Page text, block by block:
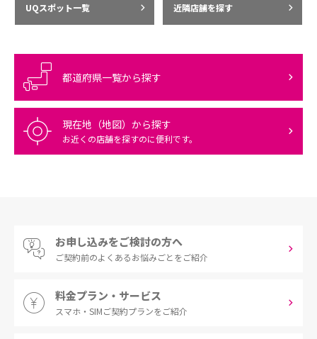
UQスポット一覧 近隣店舗を探す
都道府県一覧から探す
現在地（地図）から探す
お近くの店舗を探すのに便利です。
お申し込みをご検討の方へ
ご契約前のよくあるお悩みごとをご紹介
料金プラン・サービス
スマホ・SIMご契約プランをご紹介